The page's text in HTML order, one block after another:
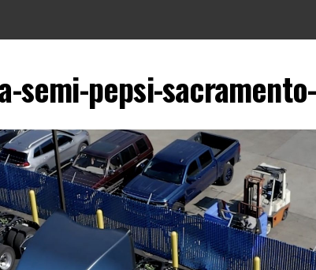
semi-pepsi-